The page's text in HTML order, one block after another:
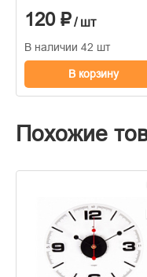
120 ₽/ шт
В наличии 42 шт
В корзину
Похожие